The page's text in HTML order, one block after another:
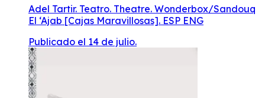
Adel Tartir. Teatro. Theatre. Wonderbox/Sandouq
El ‘Ajab [Cajas Maravillosas]. ESP ENG
Publicado el 14 de julio.